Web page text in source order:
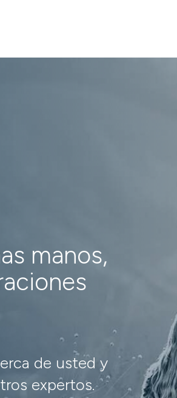
manos,
de usted y
expertos.